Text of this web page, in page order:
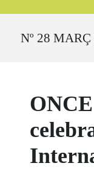
Nº 28 MARÇ